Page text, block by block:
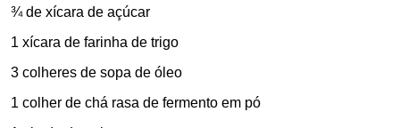
¾ de xícara de açúcar
1 xícara de farinha de trigo
3 colheres de sopa de óleo
1 colher de chá rasa de fermento em pó